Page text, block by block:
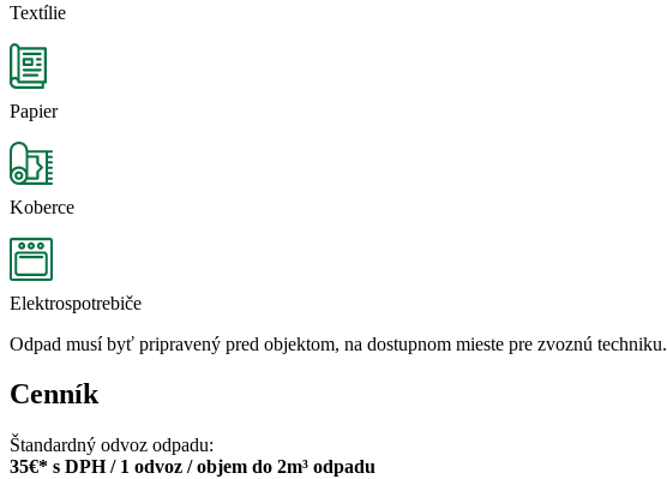
Textílie
Papier
Koberce
Elektrospotrebiče
Odpad musí byť pripravený pred objektom, na dostupnom mieste pre zvoznú techniku.
Cenník
Štandardný odvoz odpadu:
35€* s DPH / 1 odvoz / objem do 2m³ odpadu